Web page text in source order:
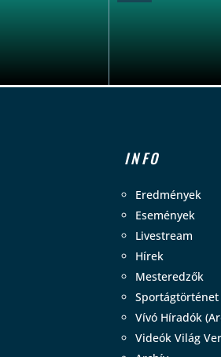
INFO
Eredmények
Események
Livestream
Hírek
Mesteredzők
Sportágtörténet
Vívó Híradók
Videók Világ